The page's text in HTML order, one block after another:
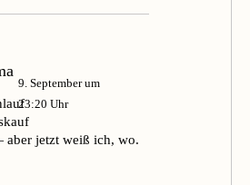
9. September um
23:20 Uhr
aber jetzt weiß ich, wo.